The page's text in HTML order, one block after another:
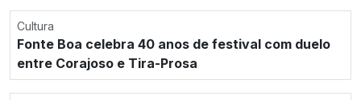
Cultura
Fonte Boa celebra 40 anos de festival com duelo
entre Corajoso e Tira-Prosa